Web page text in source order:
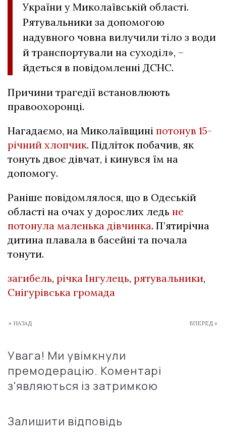
України у Миколаївській області.
Рятувальники за допомогою
надувного човна вилучили тіло з води
й транспортували на суходіл», –
йдеться в повідомленні ДСНС.
Причини трагедії встановлюють
правоохоронці.
Нагадаємо, на Миколаївщині потонув 15-
річний хлопчик. Підліток побачив, як
тонуть двоє дівчат, і кинувся їм на
допомогу.
Раніше повідомлялося, що в Одеській
області на очах у дорослих ледь не
потонула маленька дівчинка. П’ятирічна
дитина плавала в басейні та почала
тонути.
загибель, річка Інгулець, рятувальники,
Снігурівська громада
« НАЗАД ВПЕРЕД »
Увага! Ми увімкнули
премодерацію. Коментарі
з'являються із затримкою
Залишити відповідь